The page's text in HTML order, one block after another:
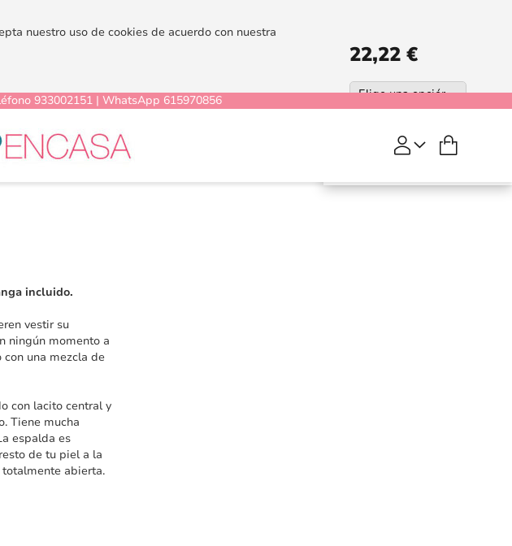
nuestro uso de cookies de acuerdo con nuestra
933002151 | WhatsApp 615970856
Shaira
Rojo
22,22 €
COMPRAR
incluido.
vestir su
ningún momento a
una mezcla de
con lacito central y
Tiene mucha
espalda es
de tu piel a la
abierta.